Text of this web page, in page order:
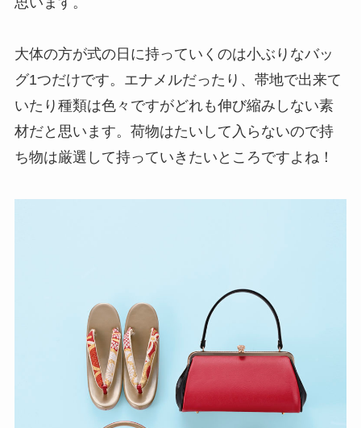
大体の方が式の日に持っていくのは小ぶりなバッ
グ1つだけです。エナメルだったり、帯地で出来て
いたり種類は色々ですがどれも伸び縮みしない素
材だと思います。荷物はたいして入らないので持
ち物は厳選して持っていきたいところですよね！